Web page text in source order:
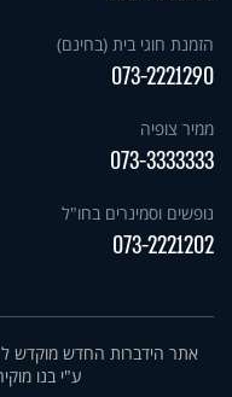
הזמנת חוגי בית (בחינם)
073-2221290
ממיר צופיה
073-3333333
נופשים וסמינרים בחו"ל
073-2221202
אתר הידברות החדש מוקדש
ע"י בנו